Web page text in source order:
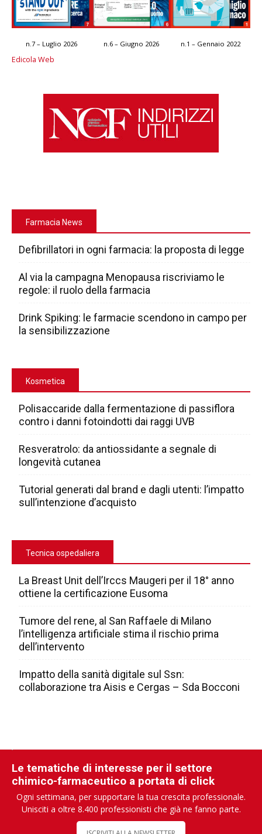
n.7 – Luglio 2026 n.6 – Giugno 2026 n.1 – Gennaio 2022
Edicola Web
Farmacia News
Defibrillatori in ogni farmacia: la proposta di legge
Al via la campagna Menopausa riscriviamo le
regole: il ruolo della farmacia
Drink Spiking: le farmacie scendono in campo per
la sensibilizzazione
Kosmetica
Polisaccaride dalla fermentazione di passiflora
contro i danni fotoindotti dai raggi UVB
Resveratrolo: da antiossidante a segnale di
longevità cutanea
Tutorial generati dal brand e dagli utenti: l’impatto
sull’intenzione d’acquisto
Tecnica ospedaliera
La Breast Unit dell’Irccs Maugeri per il 18° anno
ottiene la certificazione Eusoma
Tumore del rene, al San Raffaele di Milano
l’intelligenza artificiale stima il rischio prima
dell’intervento
Impatto della sanità digitale sul Ssn:
collaborazione tra Aisis e Cergas – Sda Bocconi
Le tematiche di interesse per il settore
chimico-farmaceutico a portata di click
Ogni settimana, per supportare la tua crescita professionale.
Unisciti a oltre 8.400 professionisti che già ne fanno parte.